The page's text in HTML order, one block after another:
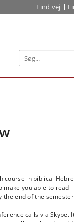
Find vej
course in biblical
make you able to read
the end of the
calls via Skype. It